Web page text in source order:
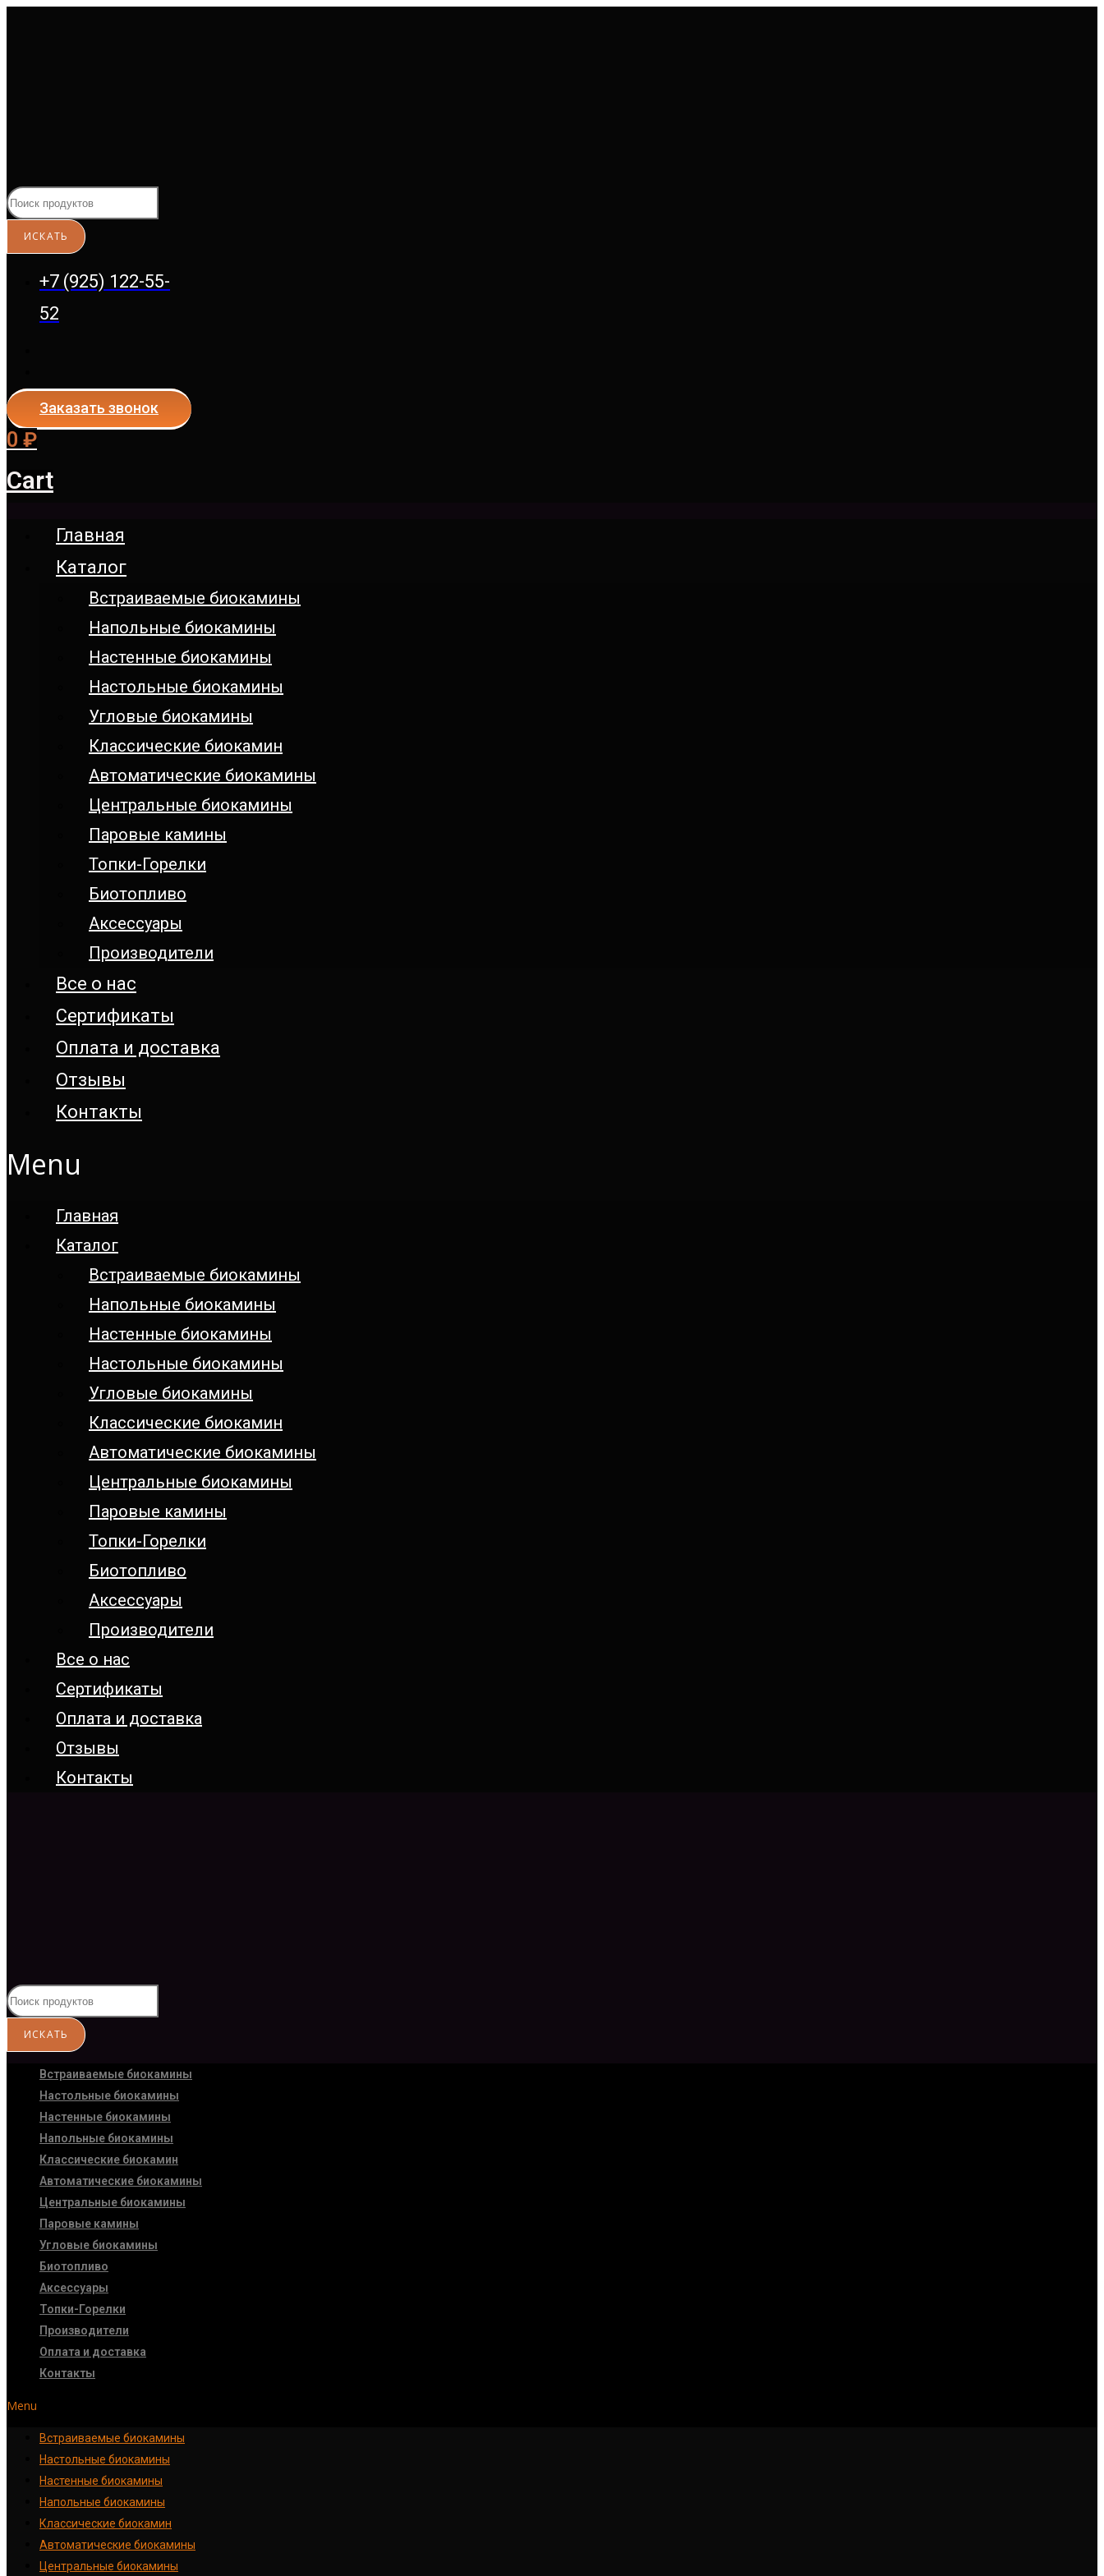
+7 (925) 122-55-
52
Заказать звонок
0 ₽
Cart
Главная
Каталог
Встраиваемые биокамины
Напольные биокамины
Настенные биокамины
Настoльные биокамины
Угловые биокамины
Классические биокамин
Автоматические биокамины
Центральные биокамины
Паровые камины
Топки-Горелки
Биотопливо
Аксессуары
Производители
Все о нас
Сертификаты
Оплата и доставка
Отзывы
Контакты
Menu
Главная
Каталог
Встраиваемые биокамины
Напольные биокамины
Настенные биокамины
Настoльные биокамины
Угловые биокамины
Классические биокамин
Автоматические биокамины
Центральные биокамины
Паровые камины
Топки-Горелки
Биотопливо
Аксессуары
Производители
Все о нас
Сертификаты
Оплата и доставка
Отзывы
Контакты
Встраиваемые биокамины
Настoльные биокамины
Настенные биокамины
Напольные биокамины
Классические биокамин
Автоматические биокамины
Центральные биокамины
Паровые камины
Угловые биокамины
Биотопливо
Аксессуары
Топки-Горелки
Производители
Оплата и доставка
Контакты
Menu
Встраиваемые биокамины
Настoльные биокамины
Настенные биокамины
Напольные биокамины
Классические биокамин
Автоматические биокамины
Центральные биокамины